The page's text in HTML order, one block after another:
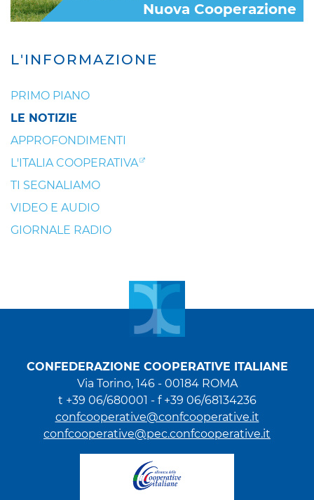
L'INFORMAZIONE
PRIMO PIANO
LE NOTIZIE
APPROFONDIMENTI
L'ITALIA COOPERATIVA
TI SEGNALIAMO
VIDEO E AUDIO
GIORNALE RADIO
Nuova Cooperazione
CONFEDERAZIONE COOPERATIVE ITALIANE
Via Torino, 146 - 00184 ROMA
t +39 06/680001 - f +39 06/68134236
confcooperative@confcooperative.it
confcooperative@pec.confcooperative.it